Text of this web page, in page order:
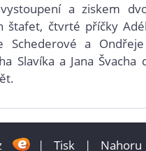
a ziskem
štafet, čtvrté příčky
Schederové a
Slavíka a Jana Švacha
| Tisk | Nahoru